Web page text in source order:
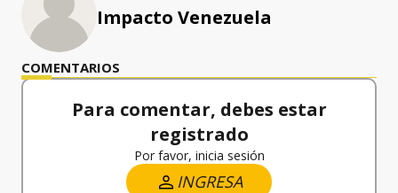
Impacto Venezuela
COMENTARIOS
Para comentar, debes estar
registrado
Por favor, inicia sesión
INGRESA